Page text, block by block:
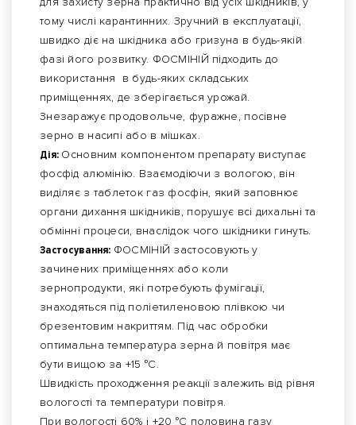
тому числі карантинних. Зручний в експлуатації,
швидко діє на шкідника або гризуна в будь-якій
фазі його розвитку. ФОСМІНІЙ підходить до
використання в будь-яких складських
приміщеннях, де зберігається урожай.
Знезаражує продовольче, фуражне, посівне
зерно в насипі або в мішках.
Дія: Основним компонентом препарату виступає
фосфід алюмінію. Взаємодіючи з вологою, він
виділяє з таблеток газ фосфін, який заповнює
органи дихання шкідників, порушує всі дихальні та
обмінні процеси, внаслідок чого шкідники гинуть.
Застосування: ФОСМІНІЙ застосовують у
зачинених приміщеннях або коли
зернопродукти, які потребують фумігації,
знаходяться під поліетиленовою плівкою чи
брезентовим накриттям. Під час обробки
оптимальна температура зерна й повітря має
бути вищою за +15 °С.
Швидкість проходження реакції залежить від рівня
вологості та температури повітря.
При вологості 60% і +20 °C половина газу